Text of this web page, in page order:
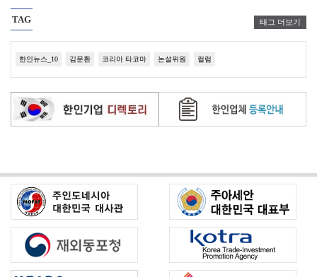
TAG 태그 더보기
한인뉴스_10 김문환 코리아 타코마 논설위원 컬럼